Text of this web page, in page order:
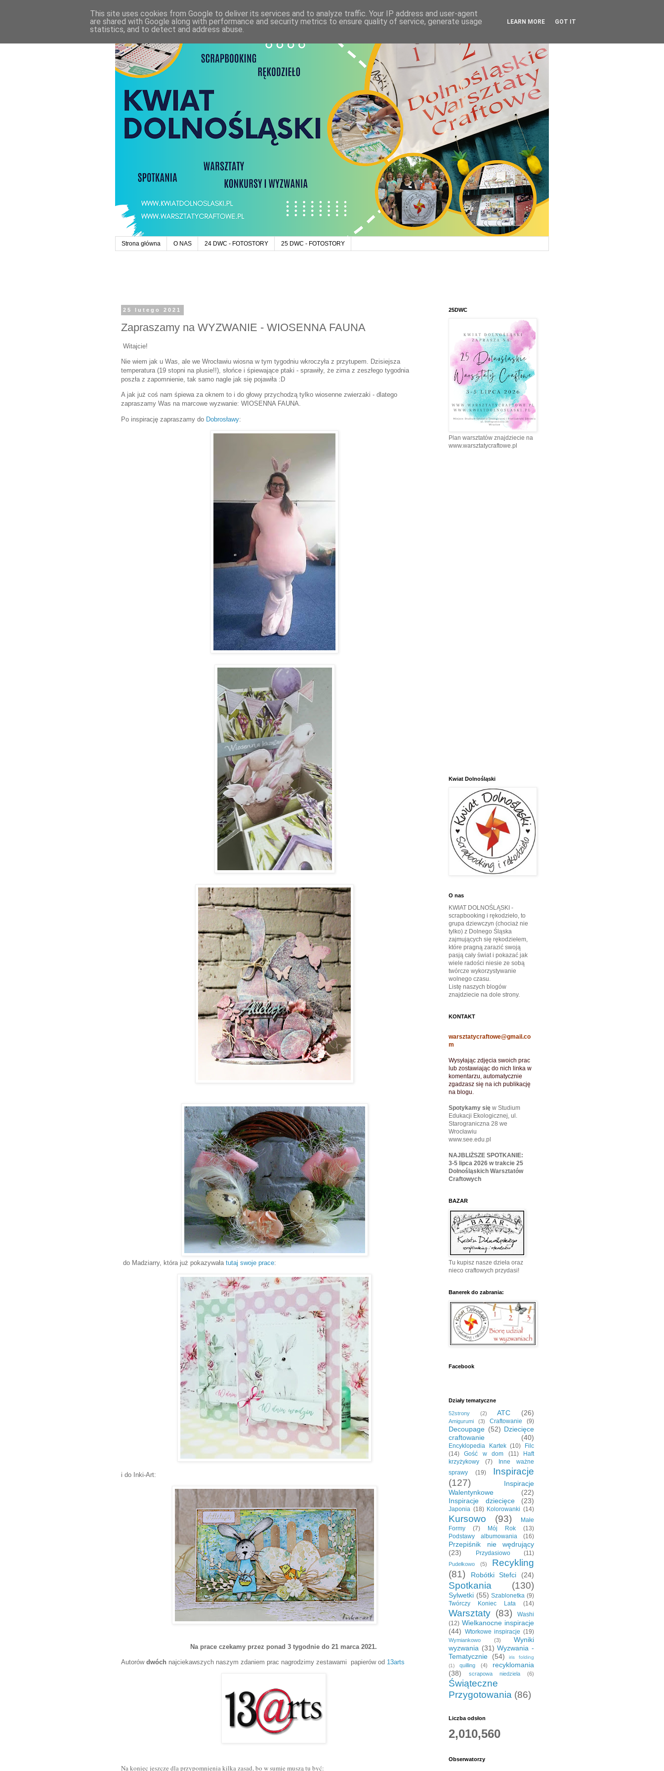
Strona główna O NAS 24 DWC - FOTOSTORY 25 DWC - FOTOSTORY
25 lutego 2021
Zapraszamy na WYZWANIE - WIOSENNA FAUNA
Witajcie!
Nie wiem jak u Was, ale we Wrocławiu wiosna w tym tygodniu wkroczyła z przytupem. Dzisiejsza
temperatura (19 stopni na plusie!!), słońce i śpiewające ptaki - sprawiły, że zima z zeszłego tygodnia
poszła z zapomnienie, tak samo nagle jak się pojawiła :D
A jak już coś nam śpiewa za oknem to i do głowy przychodzą tylko wiosenne zwierzaki - dlatego
zapraszamy Was na marcowe wyzwanie: WIOSENNA FAUNA.
Po inspirację zapraszamy do Dobrosławy:
do Madziarry, która już pokazywała tutaj swoje prace:
i do Inki-Art:
Na prace czekamy przez ponad 3 tygodnie do 21 marca 2021.
Autorów dwóch najciekawszych naszym zdaniem prac nagrodzimy zestawami papierów od 13arts
Na koniec jeszcze dla przypomnienia kilka zasad, bo w sumie muszą tu być:
25DWC
Plan warsztatów znajdziecie na
www.warsztatycraftowe.pl
Kwiat Dolnośląski
O nas
KWIAT DOLNOŚLĄSKI -
scrapbooking i rękodzieło, to
grupa dziewczyn (chociaż nie
tylko) z Dolnego Śląska
zajmujących się rękodziełem,
które pragną zarazić swoją
pasją cały świat i pokazać jak
wiele radości niesie ze sobą
twórcze wykorzystywanie
wolnego czasu.
Listę naszych blogów
znajdziecie na dole strony.
KONTAKT
warsztatycraftowe@gmail.co
m
Wysyłając zdjęcia swoich prac
lub zostawiając do nich linka w
komentarzu, automatycznie
zgadzasz się na ich publikację
na blogu.
Spotykamy się w Studium
Edukacji Ekologicznej, ul.
Starograniczna 28 we
Wrocławiu
www.see.edu.pl
NAJBLIŻSZE SPOTKANIE:
3-5 lipca 2026 w trakcie 25
Dolnośląskich Warsztatów
Craftowych
BAZAR
Tu kupisz nasze dzieła oraz
nieco craftowych przydasi!
Banerek do zabrania:
Facebook
Działy tematyczne
52strony (2) ATC (26)
Amigurumi (3) Craftowanie (9)
Decoupage (52) Dziecięce
craftowanie
(40)
Encyklopedia Kartek (10)
Filc
(14)
Gość w dom (11)
Haft
krzyżykowy
(7)
Inne ważne
sprawy
(19)
Inspiracje
(127)
Inspiracje
Walentynkowe
(22)
Inspiracje dziecięce
(23)
Japonia (18) Kolorowanki (14)
Kursowo (93)
Małe
Formy
(7) Mój Rok
(13)
Podstawy albumowania
(16)
Przepiśnik nie wędrujący
(23)
Przydasiowo (11)
Pudełkowo (5)
Recykling
(81)
Robótki Stefci (24)
Spotkania (130)
Sylwetki (55) Szablonetka (9)
Twórczy Koniec Lata
(14)
Warsztaty (83)
Washi
(12) Wielkanocne inspiracje
(44) Wtorkowe inspiracje (19)
Wymiankowo (3)
Wyniki
wyzwania (31) Wyzwania -
Tematycznie
(54)
iris folding
(1)
quilling (4)
recyklomania
(38)
scrapowa niedziela (6)
Świąteczne
Przygotowania (86)
Liczba odsłon
2,010,560
Obserwatorzy
This site uses cookies from Google to deliver its services and to analyze traffic. Your IP address and user-agent
are shared with Google along with performance and security metrics to ensure quality of service, generate usage
statistics, and to detect and address abuse.
LEARN MORE GOT IT